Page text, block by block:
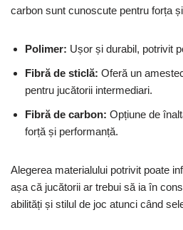
carbon sunt cunoscute pentru forța
Polimer: Ușor și durabil, potrivit
Fibră de sticlă: Oferă un
pentru jucătorii intermediari.
Fibră de carbon: Opțiune de
forță și performanță.
Alegerea materialului potrivit poate
așa că jucătorii ar trebui să ia în
abilități și stilul de joc atunci când